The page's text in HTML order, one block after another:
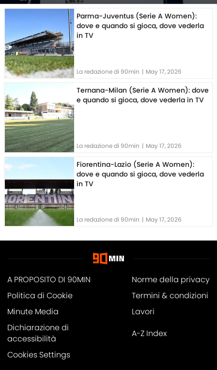
Parma-Juventus (Serie A Women):
dove e quando si gioca, dove vederla
in TV
La redazione di 90min | May 17, 2026
Ternana-Milan (Serie A Women): dove
e quando si gioca, dove vederla in TV
La redazione di 90min | May 17, 2026
Fiorentina-Lazio (Serie A Women):
dove e quando si gioca, dove vederla
in TV
La redazione di 90min | May 17, 2026
A PROPOSITO DI 90MIN
Norme della privacy
Politica di Cookie
Termini & condizioni
Minute Media
Lavori
Dichiarazione di
accessibilità
A-Z Index
Cookies Settings